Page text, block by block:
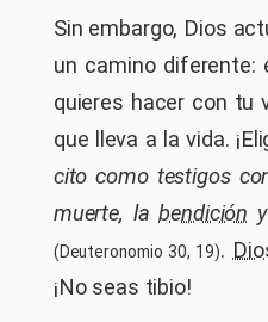
Sin embargo, Dios
un camino diferente:
quieres hacer con tu
que lleva a la vida.
cito como testigos
muerte, labendición
(Deuteronomio 30, 19).
¡No seas tibio!